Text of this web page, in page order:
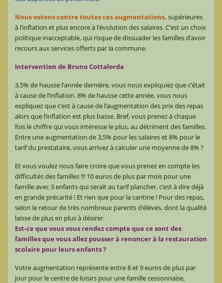
Nous votons contre toutes ces augmentations, supérieures
à l’inflation et plus encore à l’évolution des salaires. C’est un choix
politique inacceptable, qui risque de dissuader les familles d’avoir
recours aux services offerts par la commune.
Intervention de Bruno Cottalorda
3,5% de hausse l’année dernière, vous nous expliquiez que c’était
à cause de l’inflation. 8% de hausse cette année, vous nous
expliquez que c’est à cause de l’augmentation des prix des repas
alors que l’inflation est plus basse. Bref, vous prenez à chaque
fois le chiffre qui vous intéresse le plus, au détriment des familles.
Entre une augmentation de 3,5% pour les salaires et 8% pour le
tarif du prestataire, vous arrivez à calculer une moyenne de 8% ?
Et vous voulez nous faire croire que vous prenez en compte les
difficultés des familles !!! 10 euros de plus par mois pour une
famille avec 3 enfants qui serait au tarif plancher, c’est à dire déjà
en grande précarité ! Et rien que pour la cantine ! Pour des repas,
selon le retour de très nombreux parents d’élèves, dont la qualité
laisse de plus en plus à désirer.
Est-ce que vous vous rendez compte que ce sont des
familles que vous allez pousser à renoncer à la restauration
scolaire pour leurs enfants ?
Votre augmentation représente entre 8 et 9 euros de plus par
jour pour le centre de loisirs pour une famille cessonnaise,